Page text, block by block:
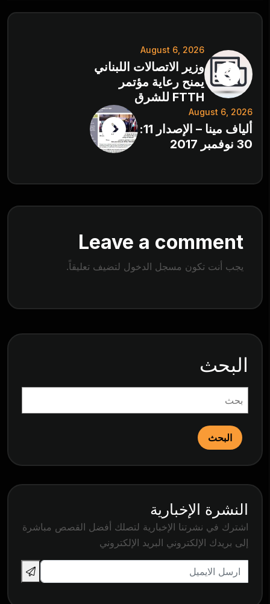
August 6, 2026
وزير الاتصالات اللبناني
يمنح رعاية مؤتمر
FTTH للشرق
August 6, 2026
ألياف مينا – الإصدار 11:
30 نوفمبر 2017
Leave a comment
يجب أنت تكون مسجل الدخول لتضيف تعليقاً.
البحث
البحث
النشرة الإخبارية
اشترك في نشرتنا الإخبارية لتصلك أفضل القصص مباشرة
إلى بريدك الإلكتروني البريد الإلكتروني